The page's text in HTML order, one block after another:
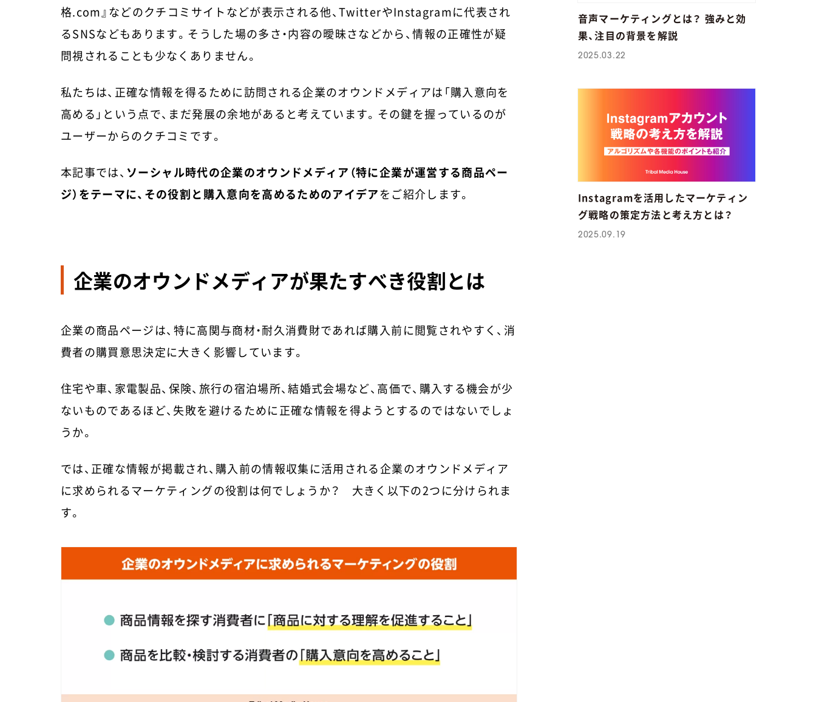
格.com』などのクチコミサイトなどが表示される他、TwitterやInstagramに代表され
るSNSなどもあります。そうした場の多さ・内容の曖昧さなどから、情報の正確性が疑
問視されることも少なくありません。
私たちは、正確な情報を得るために訪問される企業のオウンドメディアは「購入意向を
高める」という点で、まだ発展の余地があると考えています。その鍵を握っているのが
ユーザーからのクチコミです。
本記事では、 ソーシャル時代の企業のオウンドメディア（特に企業が運営する商品ペー
ジ）をテーマに、その役割と購入意向を高めるためのアイデアをご紹介します。
企業のオウンドメディアが果たすべき役割とは
企業の商品ページは、特に高関与商材・耐久消費財であれば購入前に閲覧されやすく、消
費者の購買意思決定に大きく影響しています。
住宅や車、家電製品、保険、旅行の宿泊場所、結婚式会場など、高価で、購入する機会が少
ないものであるほど、失敗を避けるために正確な情報を得ようとするのではないでしょ
うか。
では、正確な情報が掲載され、購入前の情報収集に活用される企業のオウンドメディア
に求められるマーケティングの役割は何でしょうか？ 大きく以下の2つに分けられま
す。
音声マーケティングとは？ 強みと効
果、注目の背景を解説
2025.03.22
Instagramを活用したマーケティン
グ戦略の策定方法と考え方とは？
2025.09.19